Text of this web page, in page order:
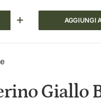
LA QUANTITÀ
AUMENTA LA QUANTITÀ
AGGIUNGI
Giallo